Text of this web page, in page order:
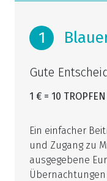
1
Gute
1 € = 10 TROPFEN
Ein einfacher
und Zugang zu
ausgegebene